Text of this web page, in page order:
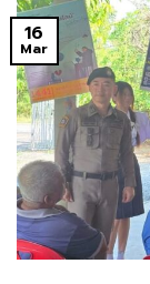
16
Mar